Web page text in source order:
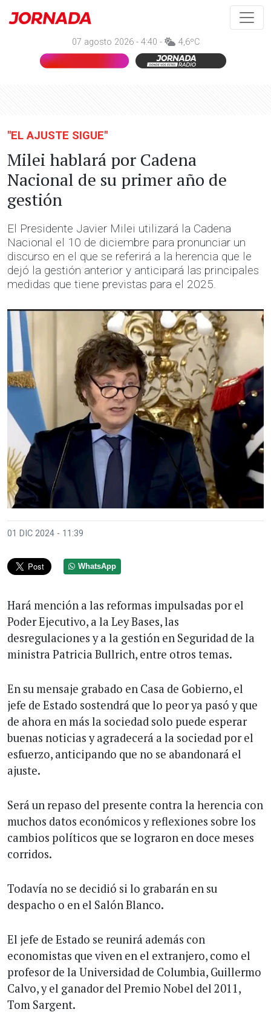
07 agosto 2026 - 4:40 - 4,6ºC
"EL AJUSTE SIGUE"
Milei hablará por Cadena
Nacional de su primer año de
gestión
El Presidente Javier Milei utilizará la Cadena
Nacional el 10 de diciembre para pronunciar un
discurso en el que se referirá a la herencia que le
dejó la gestión anterior y anticipará las principales
medidas que tiene previstas para el 2025.
01 DIC 2024 - 11:39
WhatsApp
Hará mención a las reformas impulsadas por el
Poder Ejecutivo, a la Ley Bases, las
desregulaciones y a la gestión en Seguridad de la
ministra Patricia Bullrich, entre otros temas.
En su mensaje grabado en Casa de Gobierno, el
jefe de Estado sostendrá que lo peor ya pasó y que
de ahora en más la sociedad solo puede esperar
buenas noticias y agradecerá a la sociedad por el
esfuerzo, anticipando que no se abandonará el
ajuste.
Será un repaso del presente contra la herencia con
muchos datos económicos y reflexiones sobre los
cambios políticos que se lograron en doce meses
corridos.
Todavía no se decidió si lo grabarán en su
despacho o en el Salón Blanco.
El jefe de Estado se reunirá además con
economistas que viven en el extranjero, como el
profesor de la Universidad de Columbia, Guillermo
Calvo, y el ganador del Premio Nobel del 2011,
Tom Sargent.